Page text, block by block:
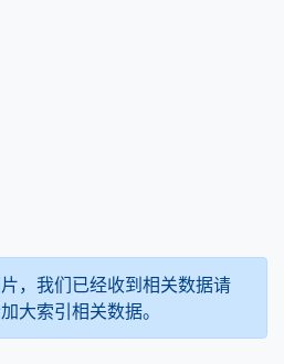
，我们已经收到相关数据请
大索引相关数据。